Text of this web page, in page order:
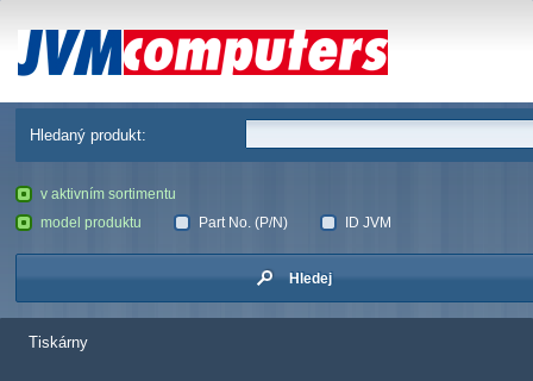
JVM Computers
Hledaný produkt:
v aktivním sortimentu
model produktu
Part No. (P/N) ID JVM
Hledej
Tiskárny